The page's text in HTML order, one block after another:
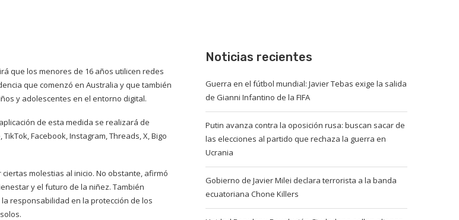
que los menores de 16 años utilicen redes
que comenzó en Australia y que también
y adolescentes en el entorno digital.
de esta medida se realizará de
Facebook, Instagram, Threads, X, Bigo
molestias al inicio. No obstante, afirmó
y el futuro de la niñez. También
responsabilidad en la protección de los
Noticias recientes
Guerra en el fútbol mundial: Javier Tebas exige la salida
de Gianni Infantino de la FIFA
Putin avanza contra la oposición rusa: buscan sacar de
las elecciones al partido que rechaza la guerra en
Ucrania
Gobierno de Javier Milei declara terrorista a la banda
ecuatoriana Chone Killers